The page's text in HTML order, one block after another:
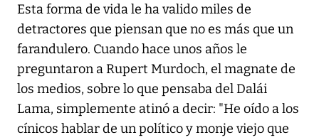
Esta forma de vida le ha valido miles de
detractores que piensan que no es más que un
farandulero. Cuando hace unos años le
preguntaron a Rupert Murdoch, el magnate de
los medios, sobre lo que pensaba del Dalái
Lama, simplemente atinó a decir: "He oído a los
cínicos hablar de un político y monje viejo que